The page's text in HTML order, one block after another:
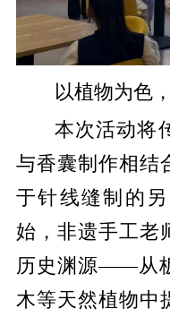
以植物为色
本次活动将
与香囊制作相结
于针线缝制的
始，非遗手工老
历史渊源——从
木等天然植物中